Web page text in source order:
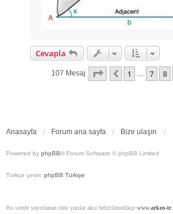
Cevapla
107 Mesaj 11 . Sayfa (Toplam
Önceki
1 … 7 8
Anasayfa Forum ana sayfa Bize ulaşın
Powered by phpBB® Forum Software © phpBB Limited
Türkçe çeviri: phpBB Türkiye
Bu sitede yayınlanan tüm yazılar aksi belirtilmedikçe www.arkeo-tr